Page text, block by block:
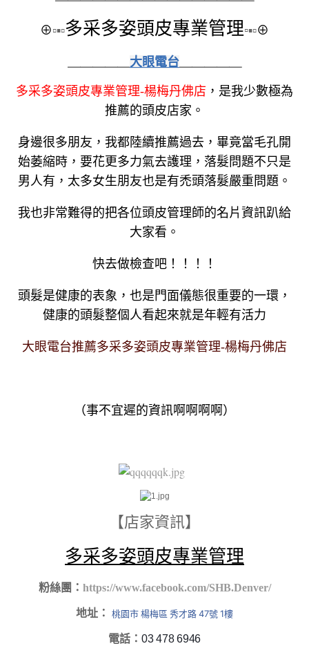
⊕▫▪▫多采多姿頭皮專業管理▫▪▫⊕
大眼電台
多采多姿頭皮專業管理-楊梅丹佛店 ，是我少數極為
推薦的頭皮店家。
身邊很多朋友，我都陸續推薦過去，畢竟當毛孔開
始萎縮時，要花更多力氣去護理，落髮問題不只是
男人有，太多女生朋友也是有禿頭落髮嚴重問題。
我也非常難得的把各位頭皮管理師的名片資訊趴給
大家看。
快去做檢查吧！！！！
頭髮是健康的表象，也是門面儀態很重要的一環，
健康的頭髮整個人看起來就是年輕有活力
大眼電台推薦多采多姿頭皮專業管理-楊梅丹佛店
（事不宜遲的資訊啊啊啊啊）
【店家資訊】
多采多姿頭皮專業管理
粉絲團： https://www.facebook.com/SHB.Denver/
地址： 桃園市 楊梅區 秀才路 47號 1樓
電話： 03 478 6946